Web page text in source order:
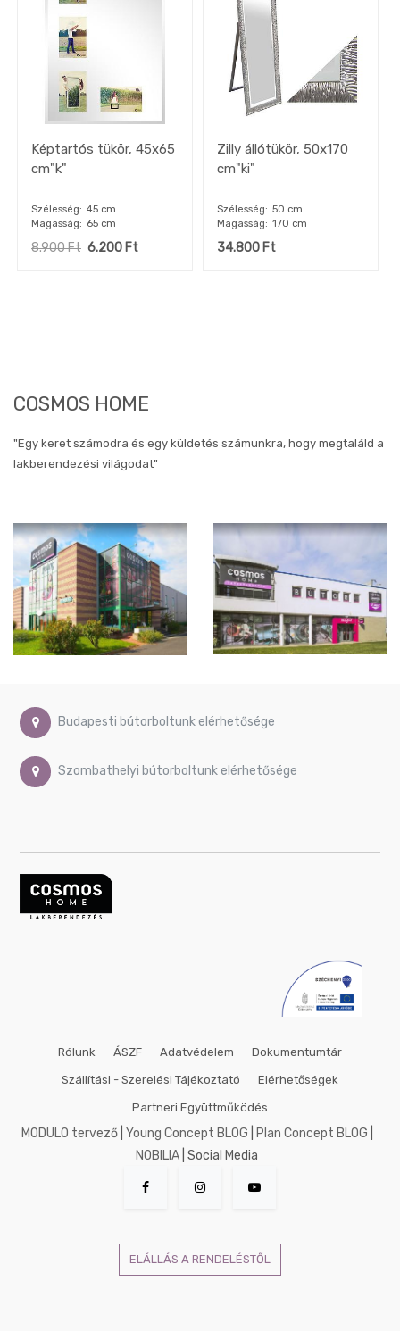
Képtartós tükör, 45x65
cm"k"
Szélesség
45 cm
Magasság
65 cm
8.900Ft 6.200 Ft
Zilly állótükör, 50x170
cm"ki"
Szélesség
50 cm
Magasság
170 cm
34.800Ft
COSMOS HOME
"Egy keret számodra és egy küldetés számunkra, hogy megtaláld a
lakberendezési világodat"
Budapesti bútorboltunk elérhetősége
Szombathelyi bútorboltunk elérhetősége
Rólunk ÁSZF Adatvédelem Dokumentumtár
Szállítási - Szerelési Tájékoztató Elérhetőségek
Partneri Együttműködés
MODULO tervező| Young Concept BLOG Plan Concept BLOG
NOBILIA | Social Media
ELÁLLÁS A RENDELÉSTŐL